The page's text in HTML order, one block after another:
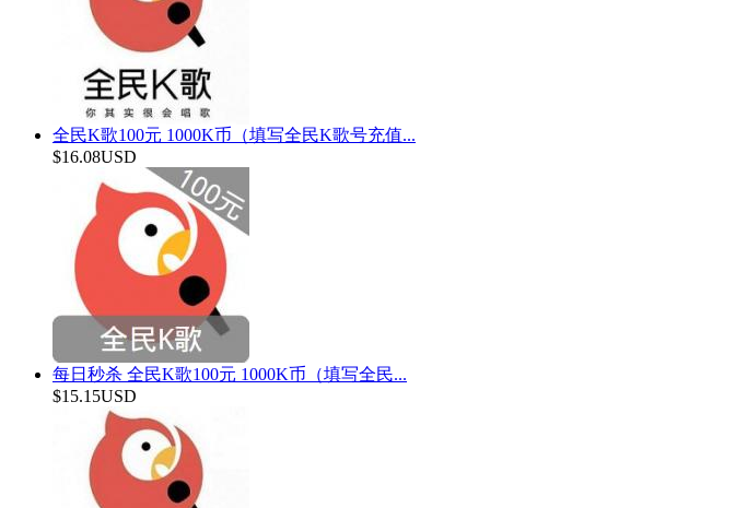
全民K歌100元 1000K币（填写全民K歌号充值...
$16.08USD
每日秒杀 全民K歌100元 1000K币（填写全民...
$15.15USD